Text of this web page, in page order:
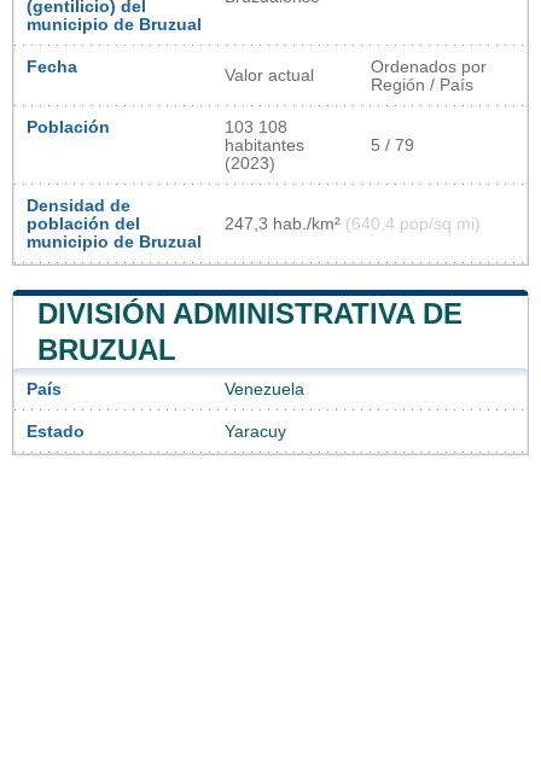
(gentilicio) del
municipio de Bruzual
Fecha Valor actual
Ordenados por
Región / País
Población
103 108
habitantes
(2023)
5 / 79
Densidad de
población del
municipio de Bruzual
247,3 hab./km² (640,4 pop/sq mi)
DIVISIÓN ADMINISTRATIVA DE
BRUZUAL
País Venezuela
Estado Yaracuy